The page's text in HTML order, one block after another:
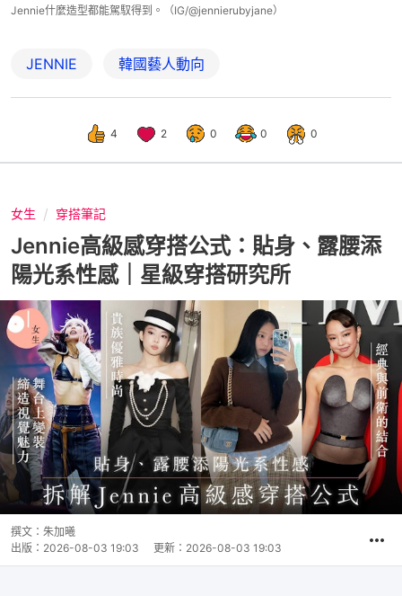
Jennie什麼造型都能駕馭得到。（IG/@jennierubyjane）
JENNIE 韓國藝人動向
4 2 0 0 0
女生 穿搭筆記
Jennie高級感穿搭公式：貼身、露腰添
陽光系性感｜星級穿搭研究所
撰文： 朱加曦
出版： 2026-08-03 19:03 更新： 2026-08-03 19:03